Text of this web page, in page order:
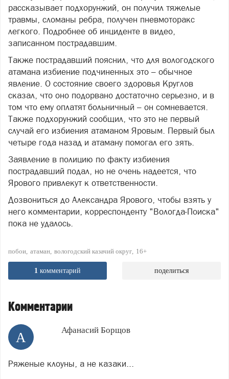
рассказывает подхорунжий, он получил тяжелые
травмы, сломаны ребра, получен пневмоторакс
легкого. Подробнее об инциденте в видео,
записанном пострадавшим.
Также пострадавший пояснил, что для вологодского
атамана избиение подчиненных это – обычное
явление. О состояние своего здоровья Круглов
сказал, что оно подорвано достаточно серьезно, и в
том что ему оплатят больничный – он сомневается.
Также подхорунжий сообщил, что это не первый
случай его избиения атаманом Яровым. Первый был
четыре года назад и атаману помогал его зять.
Заявление в полицию по факту избиения
пострадавший подал, но не очень надеется, что
Ярового привлекут к ответственности.
Дозвониться до Александра Ярового, чтобы взять у
него комментарии, корреспонденту "Вологда-Поиска"
пока не удалось.
побои атаман вологодский казачий округ 16+
1 комментарий поделиться
Комментарии
А Афанасий Борщов
Ряженые клоуны, а не казаки...